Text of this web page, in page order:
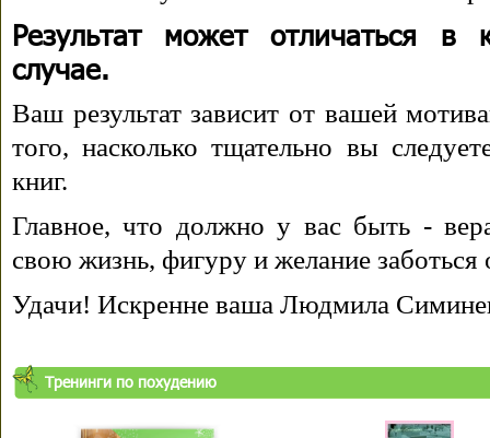
Результат может отличаться в
случае.
Ваш результат зависит от вашей
того, насколько тщательно вы
книг.
Главное, что должно у вас быть -
свою жизнь, фигуру и желание заботься
Удачи! Искренне ваша Людмила
Тренинги по похудению